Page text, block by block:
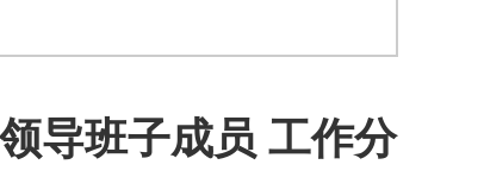
导班子成员 工作分